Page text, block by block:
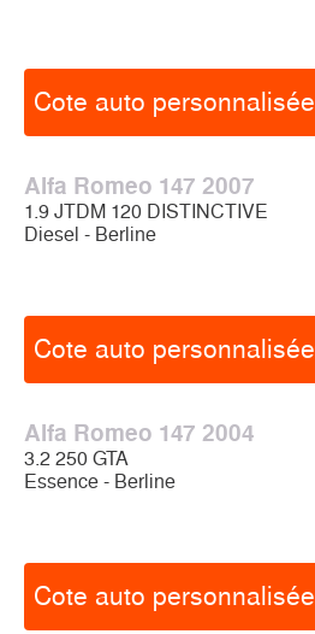
Cote auto personnalisée
Alfa Romeo 147 2007
1.9 JTDM 120 DISTINCTIVE
Diesel - Berline
Cote auto personnalisée
Alfa Romeo 147 2004
3.2 250 GTA
Essence - Berline
Cote auto personnalisée